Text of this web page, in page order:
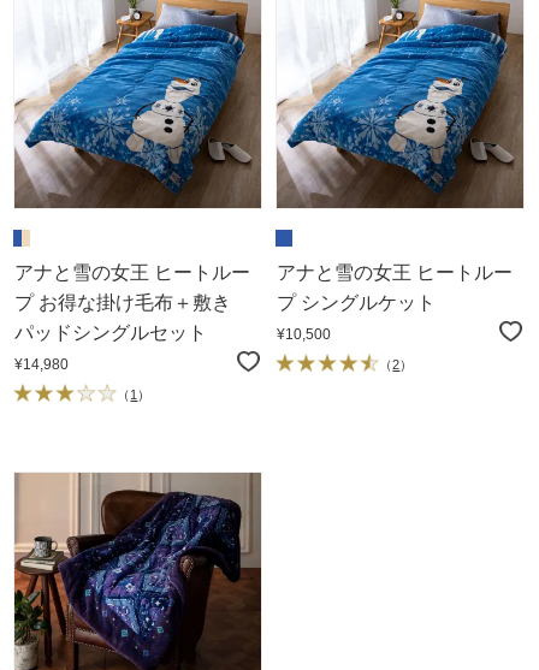
アナと雪の女王 ヒートルー
プ お得な掛け毛布＋敷き
パッドシングルセット
¥14,980
（ 1 ）
アナと雪の女王 ヒートルー
プ シングルケット
¥10,500
（2）